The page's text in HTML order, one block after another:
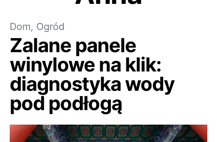
Dom, Ogród
Zalane panele
winylowe na klik:
diagnostyka wody
pod podłogą